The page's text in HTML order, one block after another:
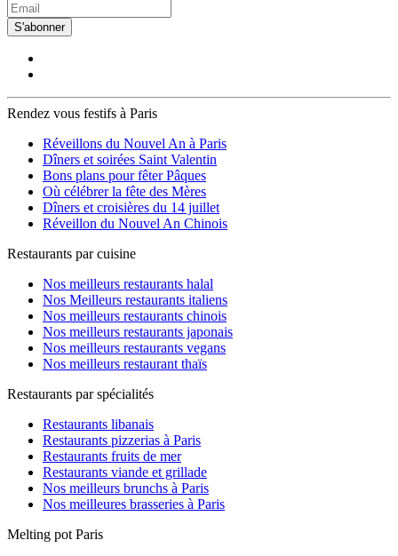
S'abonner
Rendez vous festifs à Paris
Réveillons du Nouvel An à Paris
Dîners et soirées Saint Valentin
Bons plans pour fêter Pâques
Où célébrer la fête des Mères
Dîners et croisières du 14 juillet
Réveillon du Nouvel An Chinois
Restaurants par cuisine
Nos meilleurs restaurants halal
Nos Meilleurs restaurants italiens
Nos meilleurs restaurants chinois
Nos meilleurs restaurants japonais
Nos meilleurs restaurants vegans
Nos meilleurs restaurant thaïs
Restaurants par spécialités
Restaurants libanais
Restaurants pizzerias à Paris
Restaurants fruits de mer
Restaurants viande et grillade
Nos meilleurs brunchs à Paris
Nos meilleures brasseries à Paris
Melting pot Paris